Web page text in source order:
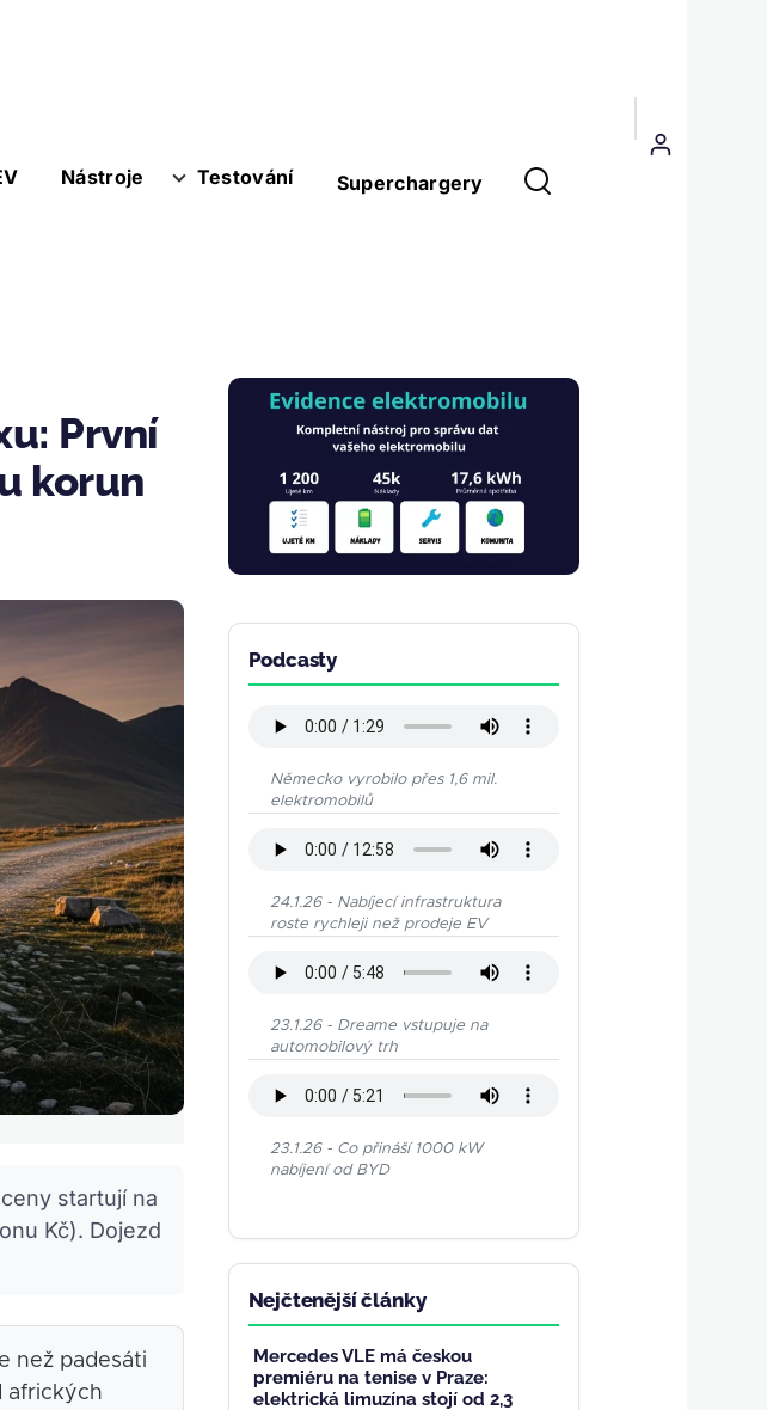
Nástroje Testování Superchargery
Menu
uživatelského
První
korun
startují na
Kč). Dojezd
než padesáti
afrických
Obrázek
Podcasty
Německo vyrobilo přes 1,6 mil.
elektromobilů
24.1.26 - Nabíjecí infrastruktura
roste rychleji než prodeje EV
23.1.26 - Dreame vstupuje na
automobilový trh
23.1.26 - Co přináší 1000 kW
nabíjení od BYD
Nejčtenější články
Mercedes VLE má českou
premiéru na tenise v Praze:
elektrická limuzína stojí od 2,3